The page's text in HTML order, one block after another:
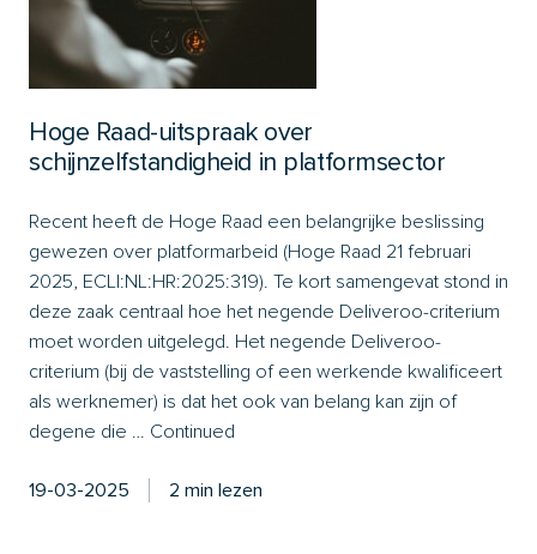
Hoge Raad-uitspraak over
schijnzelfstandigheid in platformsector
Recent heeft de Hoge Raad een belangrijke beslissing
gewezen over platformarbeid (Hoge Raad 21 februari
2025, ECLI:NL:HR:2025:319). Te kort samengevat stond in
deze zaak centraal hoe het negende Deliveroo-criterium
moet worden uitgelegd. Het negende Deliveroo-
criterium (bij de vaststelling of een werkende kwalificeert
als werknemer) is dat het ook van belang kan zijn of
degene die … Continued
19-03-2025 2 min lezen